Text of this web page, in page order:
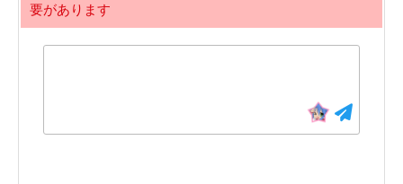
53話
要があります